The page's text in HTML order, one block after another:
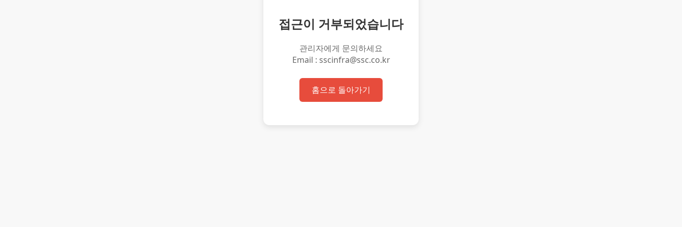
접근이 거부되었습니다
관리자에게 문의하세요
Email : sscinfra@ssc.co.kr
홈으로 돌아가기